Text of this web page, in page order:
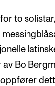
to
Bo